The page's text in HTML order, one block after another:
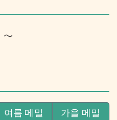
～
여름 메밀 가을 메밀